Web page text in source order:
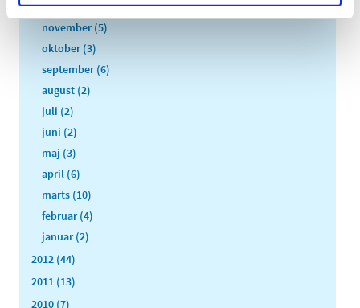
december (4)
november (5)
oktober (3)
september (6)
august (2)
juli (2)
juni (2)
maj (3)
april (6)
marts (10)
februar (4)
januar (2)
2012 (44)
2011 (13)
2010 (7)